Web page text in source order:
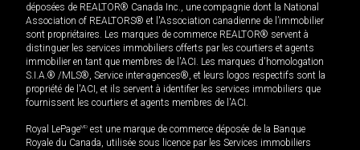
déposées de REALTOR® Canada Inc., une compagnie dont la National
Association of REALTORS® et l'Association canadienne de l’immobilier
sont propriétaires. Les marques de commerce REALTOR® servent à
distinguer les services immobiliers offerts par les courtiers et agents
immobilier en tant que membres de l'ACI. Les marques d'homologation
S.I.A.® /MLS®, Service inter-agences®, et leurs logos respectifs sont la
propriété de l'ACI, et ils servent à identifier les services immobiliers que
fournissent les courtiers et agents membres de l'ACI.
Royal LePageMD est une marque de commerce déposée de la Banque
Royale du Canada, utilisée sous licence par les Services immobiliers